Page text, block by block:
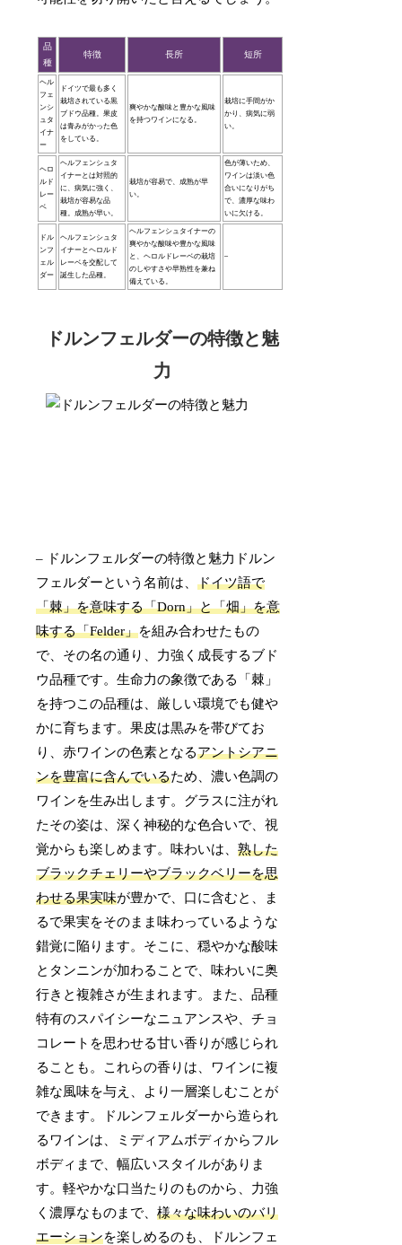
品
種
特徴 長所 短所
ヘル
フェ
ンシ
ュタ
イナ
ー
ドイツで最も多く
栽培されている黒
ブドウ品種。果皮
は青みがかった色
をしている。
爽やかな酸味と豊かな風味
を持つワインになる。
栽培に手間がか
かり、病気に弱
い。
ヘロ
ルド
レー
ベ
ヘルフェンシュタ
イナーとは対照的
に、病気に強く、
栽培が容易な品
種。成熟が早い。
栽培が容易で、成熟が早
い。
色が薄いため、
ワインは淡い色
合いになりがち
で、濃厚な味わ
いに欠ける。
ドル
ンフ
ェル
ダー
ヘルフェンシュタ
イナーとヘロルド
レーベを交配して
誕生した品種。
ヘルフェンシュタイナーの
爽やかな酸味や豊かな風味
と、ヘロルドレーベの栽培
のしやすさや早熟性を兼ね
備えている。
–
ドルンフェルダーの特徴と魅
力
– ドルンフェルダーの特徴と魅力ドルン
フェルダーという名前は、ドイツ語で
「棘」を意味する「Dorn」と「畑」を意
味する「Felder」を組み合わせたもの
で、その名の通り、力強く成長するブド
ウ品種です。生命力の象徴である「棘」
を持つこの品種は、厳しい環境でも健や
かに育ちます。果皮は黒みを帯びてお
り、赤ワインの色素となるアントシアニ
ンを豊富に含んでいるため、濃い色調の
ワインを生み出します。グラスに注がれ
たその姿は、深く神秘的な色合いで、視
覚からも楽しめます。味わいは、熟した
ブラックチェリーやブラックベリーを思
わせる果実味が豊かで、口に含むと、ま
るで果実をそのまま味わっているような
錯覚に陥ります。そこに、穏やかな酸味
とタンニンが加わることで、味わいに奥
行きと複雑さが生まれます。また、品種
特有のスパイシーなニュアンスや、チョ
コレートを思わせる甘い香りが感じられ
ることも。これらの香りは、ワインに複
雑な風味を与え、より一層楽しむことが
できます。ドルンフェルダーから造られ
るワインは、ミディアムボディからフル
ボディまで、幅広いスタイルがありま
す。軽やかな口当たりのものから、力強
く濃厚なものまで、様々な味わいのバリ
エーションを楽しめるのも、ドルンフェ